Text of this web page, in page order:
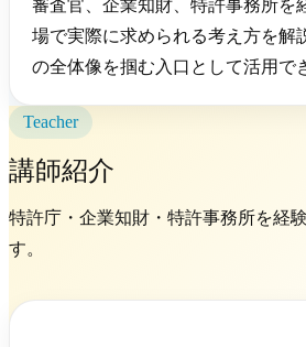
審査官、企業知財、特許事務所を
場で実際に求められる考え方を解
の全体像を掴む入口として活用で
Teacher
講師紹介
特許庁・企業知財・特許事務所を経
す。